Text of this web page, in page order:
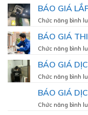
BÁO GIÁ
Chức năng bình
BÁO GIÁ
Chức năng bình
BÁO GIÁ
Chức năng bình
BÁO GIÁ
Chức năng bình